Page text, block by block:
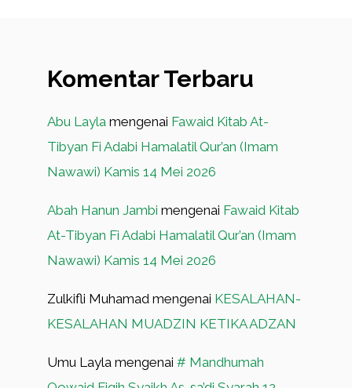
Komentar Terbaru
Abu Layla mengenai Fawaid Kitab At-
Tibyan Fi Adabi Hamalatil Qur’an (Imam
Nawawi) Kamis 14 Mei 2026
Abah Hanun Jambi mengenai Fawaid Kitab
At-Tibyan Fi Adabi Hamalatil Qur’an (Imam
Nawawi) Kamis 14 Mei 2026
Zulkifli Muhamad mengenai KESALAHAN-
KESALAHAN MUADZIN KETIKA ADZAN
Umu Layla mengenai # Mandhumah